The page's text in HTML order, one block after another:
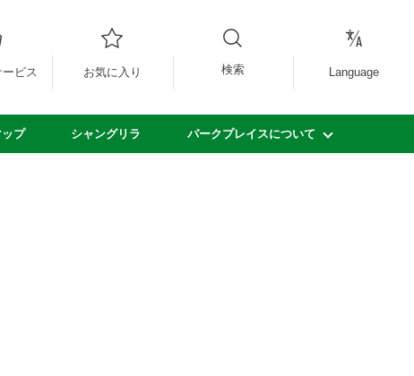
ビス お気に入り 検索 Language
プ シャングリラ パークプレイスについて